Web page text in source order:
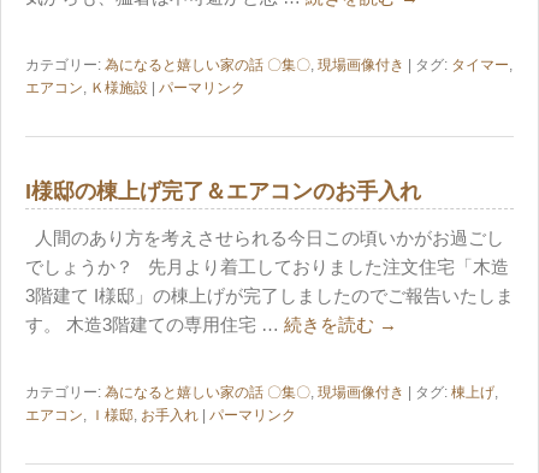
カテゴリー: 為になると嬉しい家の話 〇集〇, 現場画像付き | タグ: タイマー,
エアコン, Ｋ様施設 パーマリンク
I様邸の棟上げ完了＆エアコンのお手入れ
人間のあり方を考えさせられる今日この頃いかがお過ごし
でしょうか？ 先月より着工しておりました注文住宅「木造
3階建て I様邸」の棟上げが完了しましたのでご報告いたしま
す。 木造3階建ての専用住宅 … 続きを読む →
カテゴリー: 為になると嬉しい家の話 〇集〇, 現場画像付き | タグ: 棟上げ,
エアコン, Ｉ様邸, お手入れ パーマリンク